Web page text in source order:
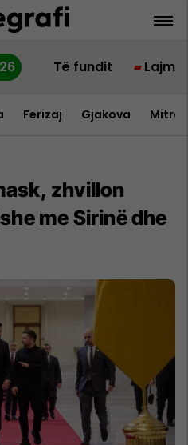
Të fundit Lajme
Ferizaj Gjakova
zhvillon
me Sirinë dhe